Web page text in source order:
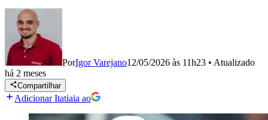
PorIgor Varejano12/05/2026 às 11h23 • Atualizado
há 2 meses
Compartilhar
Adicionar Itatiaia ao